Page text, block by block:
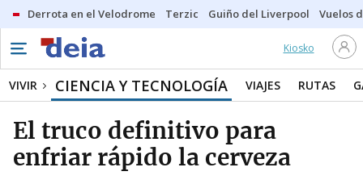
Derrota en el Velodrome Terzic Guiño del Liverpool Vuelos
Kiosko
VIVIR CIENCIA Y TECNOLOGÍA VIAJES RUTAS
El truco definitivo para
enfriar rápido la cerveza